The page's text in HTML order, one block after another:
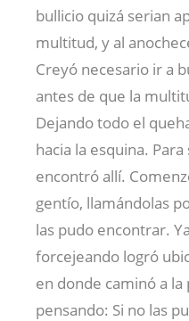
bullicio quizá serian
multitud, y al
Creyó necesario ir a
antes de que la
Dejando todo el
hacia la esquina.
encontró allí.
gentío, llamándolas
las pudo encontrar.
forcejeando logró
en donde caminó a la
pensando: Si no las